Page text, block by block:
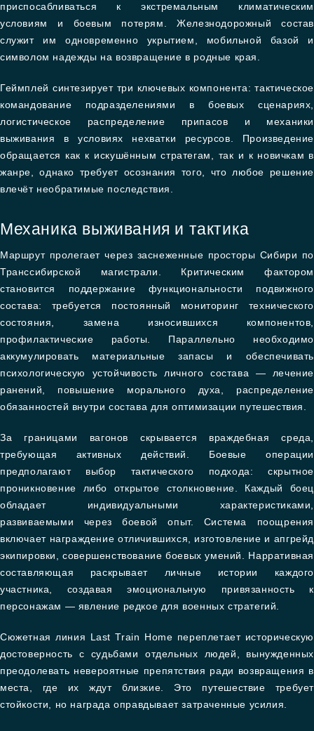
приспосабливаться к экстремальным климатическим
условиям и боевым потерям. Железнодорожный состав
служит им одновременно укрытием, мобильной базой и
символом надежды на возвращение в родные края.
Геймплей синтезирует три ключевых компонента: тактическое
командование подразделениями в боевых сценариях,
логистическое распределение припасов и механики
выживания в условиях нехватки ресурсов. Произведение
обращается как к искушённым стратегам, так и к новичкам в
жанре, однако требует осознания того, что любое решение
влечёт необратимые последствия.
Механика выживания и тактика
Маршрут пролегает через заснеженные просторы Сибири по
Транссибирской магистрали. Критическим фактором
становится поддержание функциональности подвижного
состава: требуется постоянный мониторинг технического
состояния, замена износившихся компонентов,
профилактические работы. Параллельно необходимо
аккумулировать материальные запасы и обеспечивать
психологическую устойчивость личного состава — лечение
ранений, повышение морального духа, распределение
обязанностей внутри состава для оптимизации путешествия.
За границами вагонов скрывается враждебная среда,
требующая активных действий. Боевые операции
предполагают выбор тактического подхода: скрытное
проникновение либо открытое столкновение. Каждый боец
обладает индивидуальными характеристиками,
развиваемыми через боевой опыт. Система поощрения
включает награждение отличившихся, изготовление и апгрейд
экипировки, совершенствование боевых умений. Нарративная
составляющая раскрывает личные истории каждого
участника, создавая эмоциональную привязанность к
персонажам — явление редкое для военных стратегий.
Сюжетная линия Last Train Home переплетает историческую
достоверность с судьбами отдельных людей, вынужденных
преодолевать невероятные препятствия ради возвращения в
места, где их ждут близкие. Это путешествие требует
стойкости, но награда оправдывает затраченные усилия.